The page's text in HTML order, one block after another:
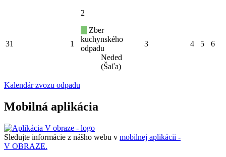
31 1
2
Zber
kuchynského
odpadu
Neded
(Šaľa)
3 4 5 6
Kalendár zvozu odpadu
Mobilná aplikácia
Sledujte informácie z nášho webu v mobilnej aplikácii -
V OBRAZE.